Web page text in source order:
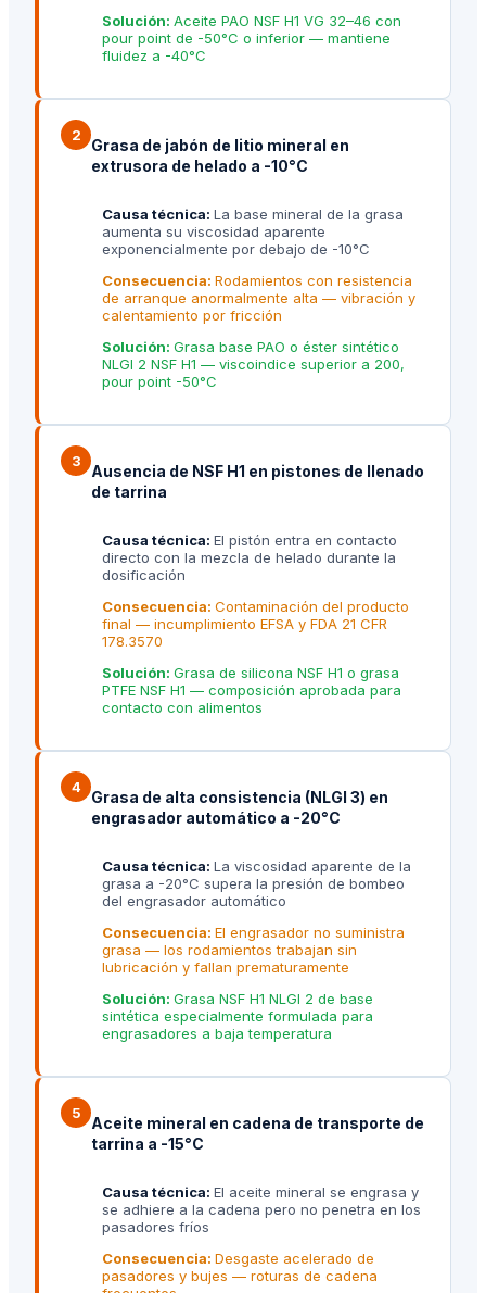
Solución: Aceite PAO NSF H1 VG 32–46 con
pour point de -50°C o inferior — mantiene
fluidez a -40°C
2
Grasa de jabón de litio mineral en
extrusora de helado a -10°C
Causa técnica: La base mineral de la grasa
aumenta su viscosidad aparente
exponencialmente por debajo de -10°C
Consecuencia: Rodamientos con resistencia
de arranque anormalmente alta — vibración y
calentamiento por fricción
Solución: Grasa base PAO o éster sintético
NLGI 2 NSF H1 — viscoindice superior a 200,
pour point -50°C
3
Ausencia de NSF H1 en pistones de llenado
de tarrina
Causa técnica: El pistón entra en contacto
directo con la mezcla de helado durante la
dosificación
Consecuencia: Contaminación del producto
final — incumplimiento EFSA y FDA 21 CFR
178.3570
Solución: Grasa de silicona NSF H1 o grasa
PTFE NSF H1 — composición aprobada para
contacto con alimentos
4
Grasa de alta consistencia (NLGI 3) en
engrasador automático a -20°C
Causa técnica: La viscosidad aparente de la
grasa a -20°C supera la presión de bombeo
del engrasador automático
Consecuencia: El engrasador no suministra
grasa — los rodamientos trabajan sin
lubricación y fallan prematuramente
Solución: Grasa NSF H1 NLGI 2 de base
sintética especialmente formulada para
engrasadores a baja temperatura
5
Aceite mineral en cadena de transporte de
tarrina a -15°C
Causa técnica: El aceite mineral se engrasa y
se adhiere a la cadena pero no penetra en los
pasadores fríos
Consecuencia: Desgaste acelerado de
pasadores y bujes — roturas de cadena